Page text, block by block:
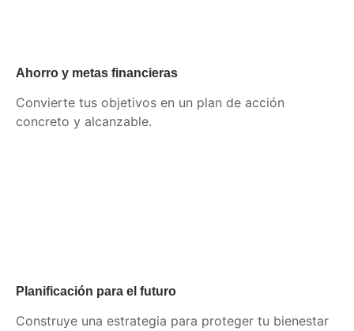
Ahorro y metas financieras
Convierte tus objetivos en un plan de acción
concreto y alcanzable.
Planificación para el futuro
Construye una estrategia para proteger tu bienestar